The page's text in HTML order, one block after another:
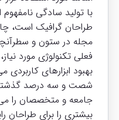
با تولید سادگی
طراحان گرافیک است،
مجله در ستون و
فعلی تکنولوژی مورد
بهبود ابزارهای
شصت و سه درصد گذشته
جامعه و متخصصان را می
بیشتری را برای